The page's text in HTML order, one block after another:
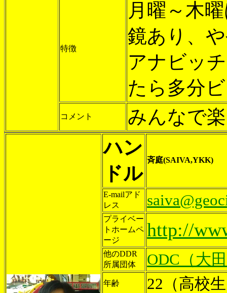
特徴
月曜～木
鏡あり、
アナビッ
たら多分
コメント
みんなで
ハン
ドル
斉庭(SAIVA,YKK)
E-mailアド
レス
プライベー
トホームペ
ージ
http://
他のDDR
所属団体
ODC（大
年齢 22（高校